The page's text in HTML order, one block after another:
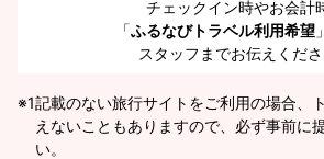
チェックイン時やお会計
「ふるなびトラベル利用希望
スタッフまでお伝えくださ
※1記載のない旅行サイトをご利用の場合、
えないこともありますので、必ず事前に
い。